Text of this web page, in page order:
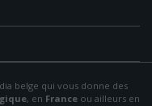
belge qui vous donne des
, en Franceou ailleurs en